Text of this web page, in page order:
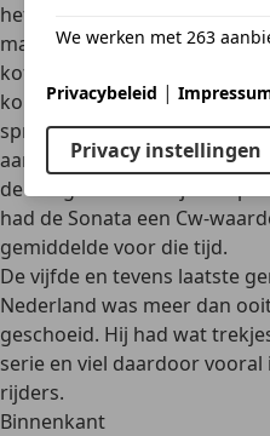
het werk gesteld om een
maken. Dubbelzijdig
kofferklep, portieren, voor-
kokerbalken en
sprekend voorbeeld. De
aanrijding weerstaan en
de veiligheid. Met zijn
had de Sonata een Cw-
gemiddelde voor die tijd.
De vijfde en tevens laatste
Nederland was meer dan
geschoeid. Hij had wat
serie en viel daardoor vooral
rijders.
Binnenkant
We werken met 263
Privacybeleid |
Privacy instellingen